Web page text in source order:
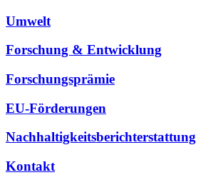
Umwelt
Forschung & Entwicklung
Forschungsprämie
EU-Förderungen
Nachhaltigkeitsberichterstattung
Kontakt